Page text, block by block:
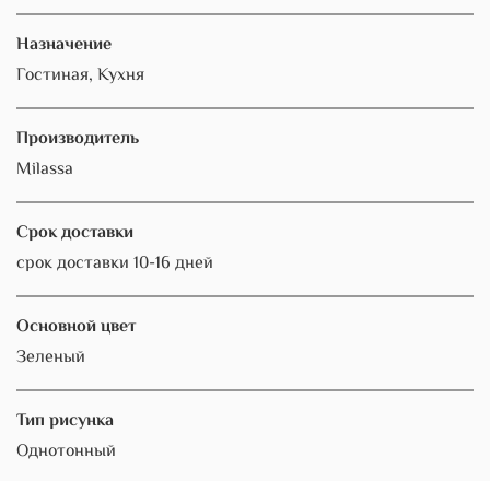
Назначение
Гостиная, Кухня
Производитель
Milassa
Срок доставки
срок доставки 10-16 дней
Основной цвет
Зеленый
Тип рисунка
Однотонный